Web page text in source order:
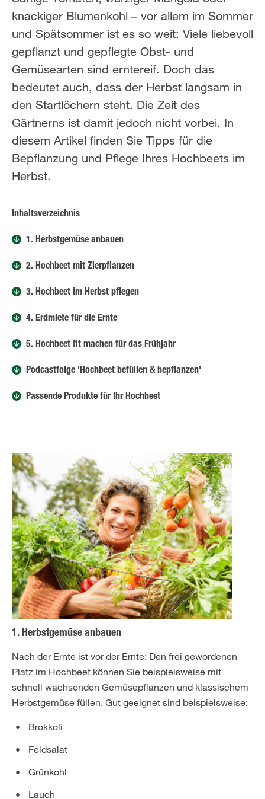
knackiger Blumenkohl – vor allem im Sommer
und Spätsommer ist es so weit: Viele liebevoll
gepflanzt und gepflegte Obst- und
Gemüsearten sind erntereif. Doch das
bedeutet auch, dass der Herbst langsam in
den Startlöchern steht. Die Zeit des
Gärtnerns ist damit jedoch nicht vorbei. In
diesem Artikel finden Sie Tipps für die
Bepflanzung und Pflege Ihres Hochbeets im
Herbst.
Inhaltsverzeichnis
1. Herbstgemüse anbauen
2. Hochbeet mit Zierpflanzen
3. Hochbeet im Herbst pflegen
4. Erdmiete für die Ernte
5. Hochbeet fit machen für das Frühjahr
Podcastfolge 'Hochbeet befüllen & bepflanzen'
Passende Produkte für Ihr Hochbeet
1. Herbstgemüse anbauen
Nach der Ernte ist vor der Ernte: Den frei gewordenen
Platz im Hochbeet können Sie beispielsweise mit
schnell wachsenden Gemüsepflanzen und klassischem
Herbstgemüse füllen. Gut geeignet sind beispielsweise:
Brokkoli
Feldsalat
Grünkohl
Lauch